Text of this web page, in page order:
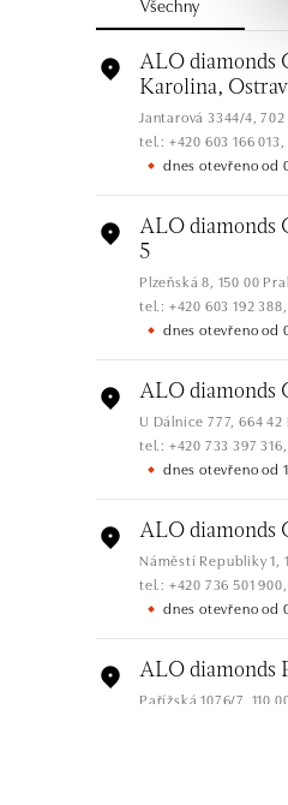
ALO diamonds
Karolina,
Jantarová 3344/4,
tel.: +420 603 166
dnes otevřeno od
ALO diamonds
5
Plzeňská 8, 150 00
tel.: +420 603 192
dnes otevřeno od
ALO diamonds
U Dálnice 777, 664
tel.: +420 733 397
dnes otevřeno od
ALO diamonds
Náměstí Republiky 1,
tel.: +420 736 501
dnes otevřeno od
ALO diamonds
Pařížská 1076/7, 110